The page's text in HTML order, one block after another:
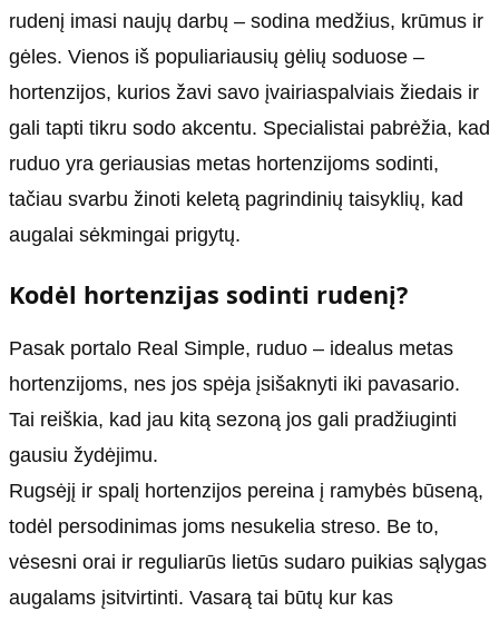
rudenį imasi naujų darbų – sodina medžius, krūmus ir
gėles. Vienos iš populiariausių gėlių soduose –
hortenzijos, kurios žavi savo įvairiaspalviais žiedais ir
gali tapti tikru sodo akcentu. Specialistai pabrėžia, kad
ruduo yra geriausias metas hortenzijoms sodinti,
tačiau svarbu žinoti keletą pagrindinių taisyklių, kad
augalai sėkmingai prigytų.
Kodėl hortenzijas sodinti rudenį?
Pasak portalo Real Simple, ruduo – idealus metas
hortenzijoms, nes jos spėja įsišaknyti iki pavasario.
Tai reiškia, kad jau kitą sezoną jos gali pradžiuginti
gausiu žydėjimu.
Rugsėjį ir spalį hortenzijos pereina į ramybės būseną,
todėl persodinimas joms nesukelia streso. Be to,
vėsesni orai ir reguliarūs lietūs sudaro puikias sąlygas
augalams įsitvirtinti. Vasarą tai būtų kur kas